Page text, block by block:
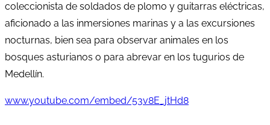
coleccionista de soldados de plomo y guitarras eléctricas,
aficionado a las inmersiones marinas y a las excursiones
nocturnas, bien sea para observar animales en los
bosques asturianos o para abrevar en los tugurios de
Medellín.
www.youtube.com/embed/53v8E_jtHd8